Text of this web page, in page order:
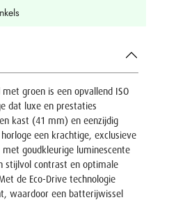
groen is een opvallend ISO
dat luxe en prestaties
kast (41 mm) en eenzijdig
een krachtige, exclusieve
goudkleurige luminescente
stijlvol contrast en optimale
de Eco-Drive technologie
waardoor een batterijwissel